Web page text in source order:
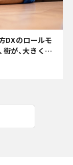
DXのロールモ
が、大きく動